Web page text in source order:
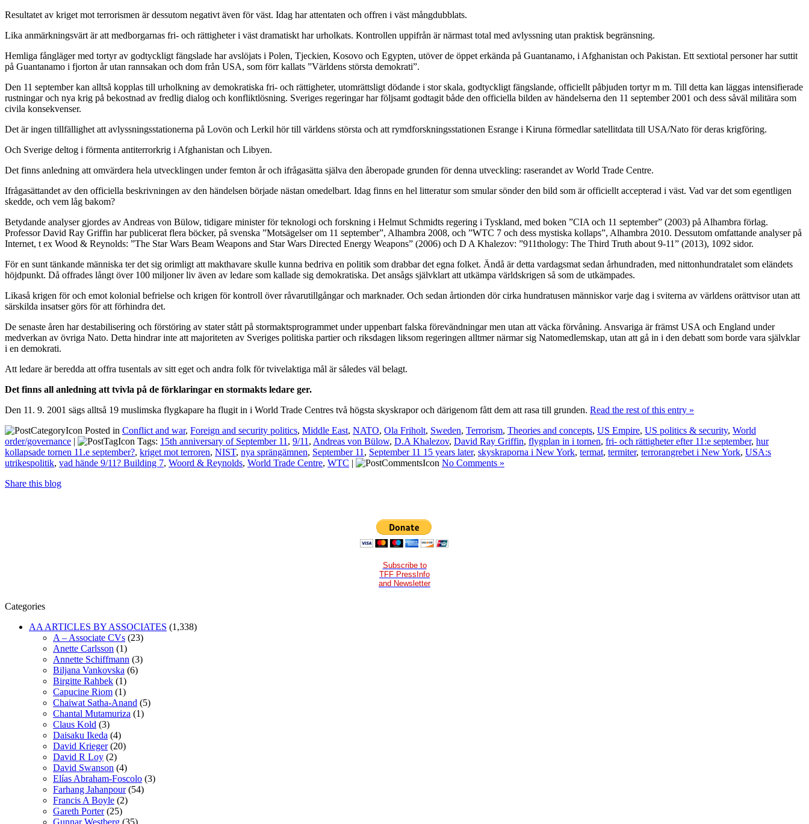
Resultatet av kriget mot terrorismen är dessutom negativt även för väst. Idag har attentaten och offren i väst mångdubblats.
Lika anmärkningsvärt är att medborgarnas fri- och rättigheter i väst dramatiskt har urholkats. Kontrollen uppifrån är närmast total med avlyssning utan praktisk begränsning.
Hemliga fångläger med tortyr av godtyckligt fängslade har avslöjats i Polen, Tjeckien, Kosovo och Egypten, utöver de öppet erkända på Guantanamo, i Afghanistan och Pakistan. Ett sextiotal personer har suttit
på Guantanamo i fjorton år utan rannsakan och dom från USA, som förr kallats ”Världens största demokrati”.
Den 11 september kan alltså kopplas till urholkning av demokratiska fri- och rättigheter, utomrättsligt dödande i stor skala, godtyckligt fängslande, officiellt påbjuden tortyr m m. Till detta kan läggas intensifierade
rustningar och nya krig på bekostnad av fredlig dialog och konfliktlösning. Sveriges regeringar har följsamt godtagit både den officiella bilden av händelserna den 11 september 2001 och dess såväl militära som
civila konsekvenser.
Det är ingen tillfällighet att avlyssningsstationerna på Lovön och Lerkil hör till världens största och att rymdforskningsstationen Esrange i Kiruna förmedlar satellitdata till USA/Nato för deras krigföring.
Och Sverige deltog i förmenta antiterrorkrig i Afghanistan och Libyen.
Det finns anledning att omvärdera hela utvecklingen under femton år och ifrågasätta själva den åberopade grunden för denna utveckling: raserandet av World Trade Centre.
Ifrågasättandet av den officiella beskrivningen av den händelsen började nästan omedelbart. Idag finns en hel litteratur som smular sönder den bild som är officiellt accepterad i väst. Vad var det som egentligen
skedde, och vem låg bakom?
Betydande analyser gjordes av Andreas von Bülow, tidigare minister för teknologi och forskning i Helmut Schmidts regering i Tyskland, med boken ”CIA och 11 september” (2003) på Alhambra förlag.
Professor David Ray Griffin har publicerat flera böcker, på svenska ”Motsägelser om 11 september”, Alhambra 2008, och ”WTC 7 och dess mystiska kollaps”, Alhambra 2010. Dessutom omfattande analyser på
Internet, t ex Wood & Reynolds: ”The Star Wars Beam Weapons and Star Wars Directed Energy Weapons” (2006) och D A Khalezov: ”911thology: The Third Truth about 9-11” (2013), 1092 sidor.
För en sunt tänkande människa ter det sig orimligt att makthavare skulle kunna bedriva en politik som drabbar det egna folket. Ändå är detta vardagsmat sedan århundraden, med nittonhundratalet som eländets
höjdpunkt. Då offrades långt över 100 miljoner liv även av ledare som kallade sig demokratiska. Det ansågs självklart att utkämpa världskrigen så som de utkämpades.
Likaså krigen för och emot kolonial befrielse och krigen för kontroll över råvarutillgångar och marknader. Och sedan årtionden dör cirka hundratusen människor varje dag i sviterna av världens orättvisor utan att
särskilda insatser görs för att förhindra det.
De senaste åren har destabilisering och förstöring av stater stått på stormaktsprogrammet under uppenbart falska förevändningar men utan att väcka förvåning. Ansvariga är främst USA och England under
medverkan av övriga Nato. Detta hindrar inte att majoriteten av Sveriges politiska partier och riksdagen liksom regeringen alltmer närmar sig Natomedlemskap, utan att gå in i den debatt som borde vara självklar
i en demokrati.
Att ledare är beredda att offra tusentals av sitt eget och andra folk för tvivelaktiga mål är således väl belagt.
Det finns all anledning att tvivla på de förklaringar en stormakts ledare ger.
Den 11. 9. 2001 sägs alltså 19 muslimska flygkapare ha flugit in i World Trade Centres två högsta skyskrapor och därigenom fått dem att rasa till grunden. Read the rest of this entry »
Posted in Conflict and war, Foreign and security politics, Middle East, NATO, Ola Friholt, Sweden, Terrorism, Theories and concepts, US Empire, US politics & security, World
order/governance | Tags: 15th anniversary of September 11 , 9/11 , Andreas von Bülow, D.A Khalezov, David Ray Griffin, flygplan in i tornen, fri- och rättigheter efter 11:e september, hur
kollapsade tornen 11.e september?, kriget mot terroren, NIST, nya sprängämnen, September 11 , September 11 15 years later, skyskraporna i New York, termat, termiter, terrorangrebet i New York, USA:s
utrikespolitik, vad hände 9/11? Building 7, Woord & Reynolds, World Trade Centre, WTC |
No Comments »
Share this blog
Subscribe to
TFF PressInfo
and Newsletter
Categories
AA ARTICLES BY ASSOCIATES (1,338)
A – Associate CVs (23)
Anette Carlsson (1)
Annette Schiffmann (3)
Biljana Vankovska (6)
Birgitte Rahbek (1)
Capucine Riom (1)
Chaiwat Satha-Anand (5)
Chantal Mutamuriza (1)
Claus Kold (3)
Daisaku Ikeda (4)
David Krieger(20)
David R Loy (2)
David Swanson (4)
Elías Abraham-Foscolo (3)
Farhang Jahanpour(54)
Francis A Boyle (2)
Gareth Porter(25)
Gunnar Westberg (35)